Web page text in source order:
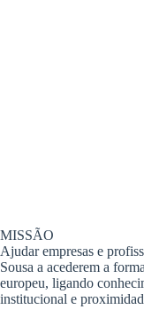
MISSÃO
Ajudar empresas e
Sousa a acederem a
europeu, ligando
institucional e